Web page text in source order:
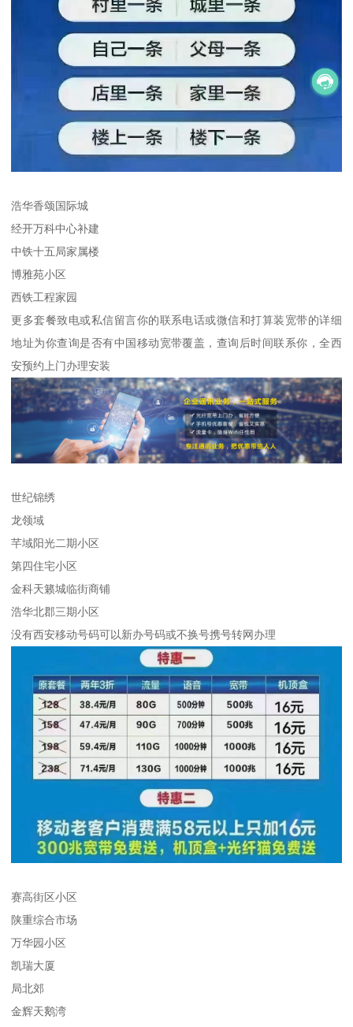
浩华香颂国际城
经开万科中心补建
中铁十五局家属楼
博雅苑小区
西铁工程家园
更多套餐致电或私信留言你的联系电话或微信和打算装宽带的详细
地址为你查询是否有中国移动宽带覆盖，查询后时间联系你，全西
安预约上门办理安装
世纪锦绣
龙领域
芊域阳光二期小区
第四住宅小区
金科天籁城临街商铺
浩华北郡三期小区
没有西安移动号码可以新办号码或不换号携号转网办理
赛高街区小区
陕重综合市场
万华园小区
凯瑞大厦
局北郊
金辉天鹅湾